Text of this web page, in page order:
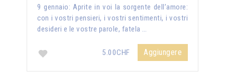
9 gennaio: Aprite in voi la sorgente dell’amore:
con i vostri pensieri, i vostri sentimenti, i vostri
desideri e le vostre parole, fatela …
5.00CHF Aggiungere